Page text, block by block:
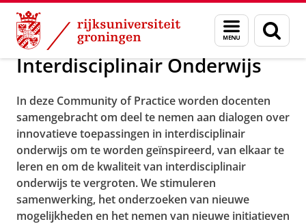
Skip
Content
Skip
Navigation
Menu
en
zoeken
Over ons Communities of practice
Interdisciplinair Onderwijs
In deze Community of Practice worden docenten
samengebracht om deel te nemen aan dialogen over
innovatieve toepassingen in interdisciplinair
onderwijs om te worden geïnspireerd, van elkaar te
leren en om de kwaliteit van interdisciplinair
onderwijs te vergroten. We stimuleren
samenwerking, het onderzoeken van nieuwe
mogelijkheden en het nemen van nieuwe initiatieven